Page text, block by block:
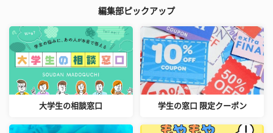
編集部ピックアップ
大学生の相談窓口 学生の窓口 限定クーポン